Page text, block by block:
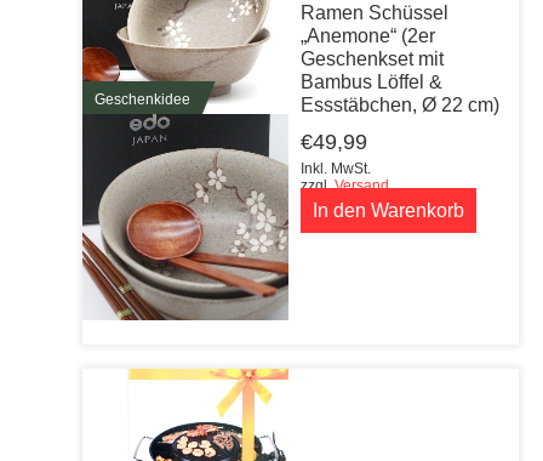
Geschenkidee
Ramen Schüssel
„Anemone“ (2er
Geschenkset mit
Bambus Löffel &
Essstäbchen, Ø 22 cm)
€49,99
Inkl. MwSt.
zzgl.Versand
In den Warenkorb